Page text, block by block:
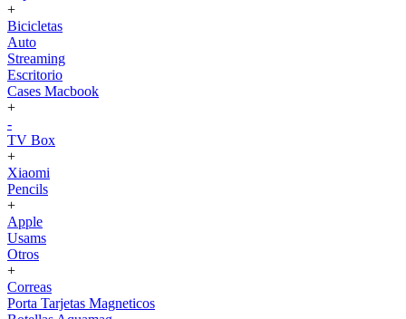
+
Bicicletas
Auto
Streaming
Escritorio
Cases Macbook
+
-
TV Box
+
Xiaomi
Pencils
+
Apple
Usams
Otros
+
Correas
Porta Tarjetas Magneticos